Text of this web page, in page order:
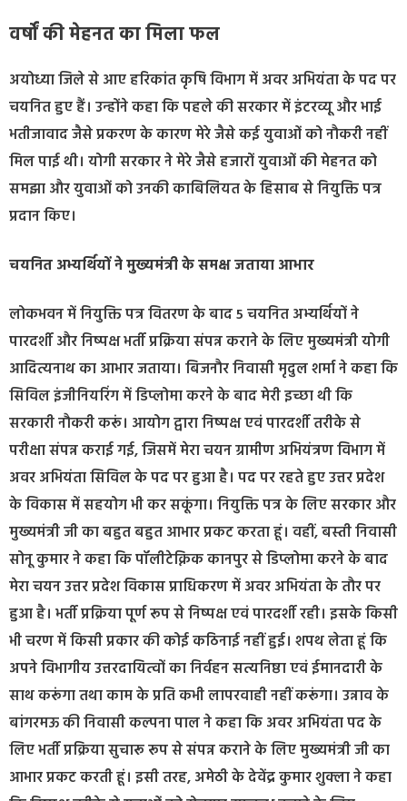
वर्षों की मेहनत का मिला फल
अयोध्या जिले से आए हरिकांत कृषि विभाग में अवर अभियंता के पद पर
चयनित हुए हैं। उन्होंने कहा कि पहले की सरकार में इंटरव्यू और भाई
भतीजावाद जैसे प्रकरण के कारण मेरे जैसे कई युवाओं को नौकरी नहीं
मिल पाई थी। योगी सरकार ने मेरे जैसे हजारों युवाओं की मेहनत को
समझा और युवाओं को उनकी काबिलियत के हिसाब से नियुक्ति पत्र
प्रदान किए।
चयनित अभ्यर्थियों ने मुख्यमंत्री के समक्ष जताया आभार
लोकभवन में नियुक्ति पत्र वितरण के बाद 5 चयनित अभ्यर्थियों ने
पारदर्शी और निष्पक्ष भर्ती प्रक्रिया संपन्न कराने के लिए मुख्यमंत्री योगी
आदित्यनाथ का आभार जताया। बिजनौर निवासी मृदुल शर्मा ने कहा कि
सिविल इंजीनियरिंग में डिप्लोमा करने के बाद मेरी इच्छा थी कि
सरकारी नौकरी करूं। आयोग द्वारा निष्पक्ष एवं पारदर्शी तरीके से
परीक्षा संपन्न कराई गई, जिसमें मेरा चयन ग्रामीण अभियंत्रण विभाग में
अवर अभियंता सिविल के पद पर हुआ है। पद पर रहते हुए उत्तर प्रदेश
के विकास में सहयोग भी कर सकूंगा। नियुक्ति पत्र के लिए सरकार और
मुख्यमंत्री जी का बहुत बहुत आभार प्रकट करता हूं। वहीं, बस्ती निवासी
सोनू कुमार ने कहा कि पॉलीटेक्निक कानपुर से डिप्लोमा करने के बाद
मेरा चयन उत्तर प्रदेश विकास प्राधिकरण में अवर अभियंता के तौर पर
हुआ है। भर्ती प्रक्रिया पूर्ण रूप से निष्पक्ष एवं पारदर्शी रही। इसके किसी
भी चरण में किसी प्रकार की कोई कठिनाई नहीं हुई। शपथ लेता हूं कि
अपने विभागीय उत्तरदायित्वों का निर्वहन सत्यनिष्ठा एवं ईमानदारी के
साथ करूंगा तथा काम के प्रति कभी लापरवाही नहीं करूंगा। उन्नाव के
बांगरमऊ की निवासी कल्पना पाल ने कहा कि अवर अभियंता पद के
लिए भर्ती प्रक्रिया सुचारू रूप से संपन्न कराने के लिए मुख्यमंत्री जी का
आभार प्रकट करती हूं। इसी तरह, अमेठी के देवेंद्र कुमार शुक्ला ने कहा